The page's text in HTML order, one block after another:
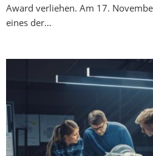
Award verliehen. Am 17.
eines der…